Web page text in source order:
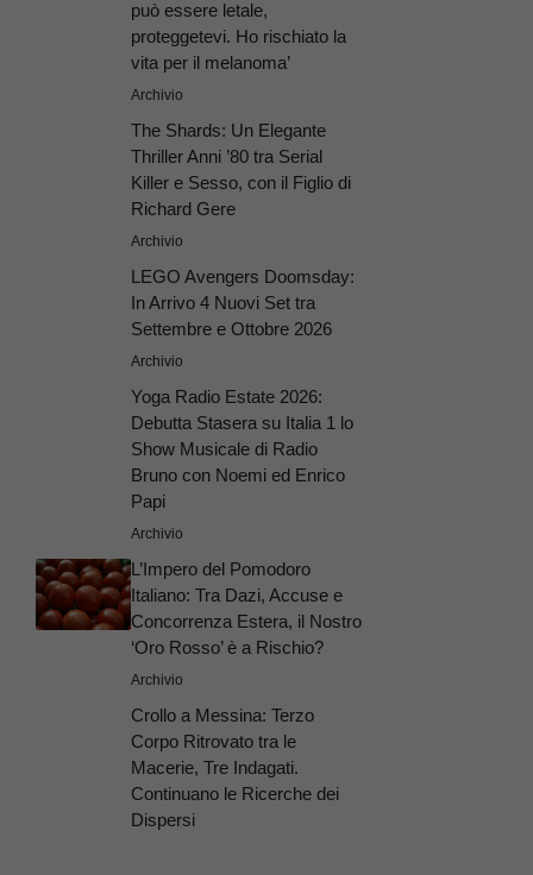
può essere letale,
proteggetevi. Ho rischiato la
vita per il melanoma’
Archivio
The Shards: Un Elegante
Thriller Anni ’80 tra Serial
Killer e Sesso, con il Figlio di
Richard Gere
Archivio
LEGO Avengers Doomsday:
In Arrivo 4 Nuovi Set tra
Settembre e Ottobre 2026
Archivio
Yoga Radio Estate 2026:
Debutta Stasera su Italia 1 lo
Show Musicale di Radio
Bruno con Noemi ed Enrico
Papi
Archivio
L’Impero del Pomodoro
Italiano: Tra Dazi, Accuse e
Concorrenza Estera, il Nostro
‘Oro Rosso’ è a Rischio?
Archivio
Crollo a Messina: Terzo
Corpo Ritrovato tra le
Macerie, Tre Indagati.
Continuano le Ricerche dei
Dispersi